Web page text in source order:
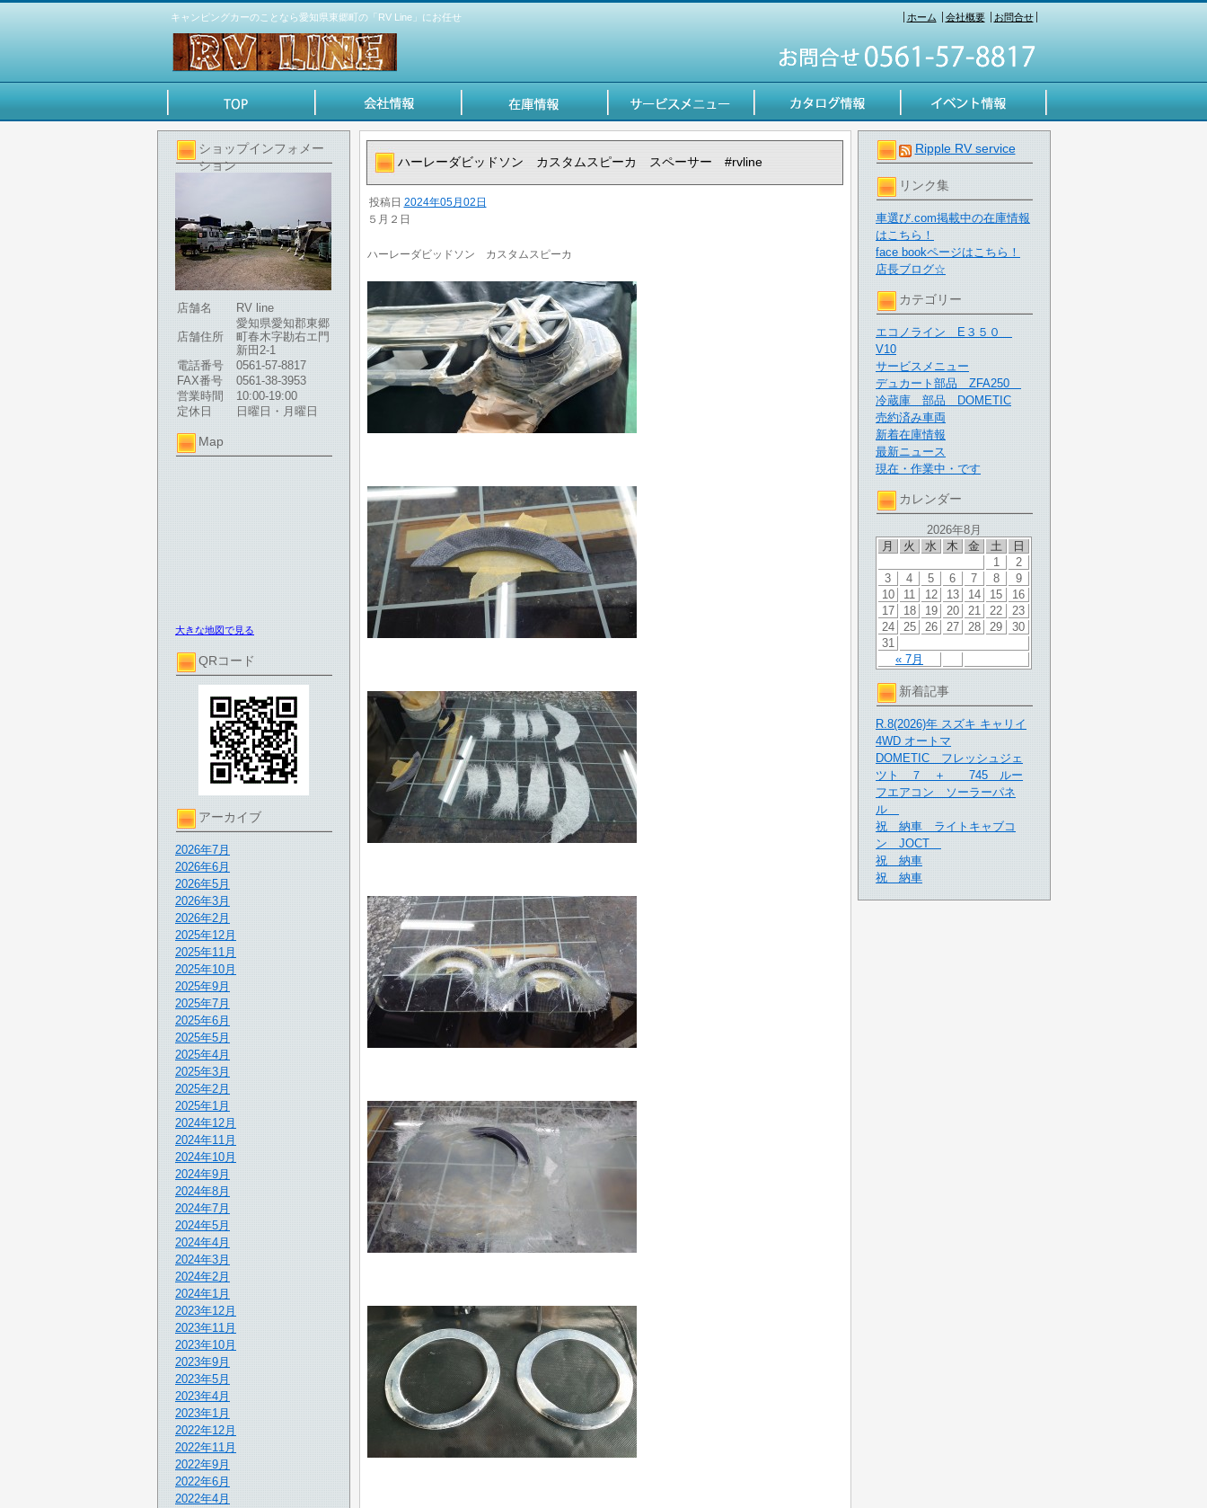
キャンピングカーのことなら愛知県東郷町の「RV Line」にお任せ ホーム 会社概要 お問合せ
ショップインフォメー
ション
店舗名 RV line
店舗住所
愛知県愛知郡東郷
町春木字勘右エ門
新田2-1
電話番号
0561-57-8817
FAX番号
0561-38-3953
営業時間
10:00-19:00
定休日
日曜日・月曜日
Map
大きな地図で見る
QRコード
アーカイブ
2026年7月
2026年6月
2026年5月
2026年3月
2026年2月
2025年12月
2025年11月
2025年10月
2025年9月
2025年7月
2025年6月
2025年5月
2025年4月
2025年3月
2025年2月
2025年1月
2024年12月
2024年11月
2024年10月
2024年9月
2024年8月
2024年7月
2024年5月
2024年4月
2024年3月
2024年2月
2024年1月
2023年12月
2023年11月
2023年10月
2023年9月
2023年5月
2023年4月
2023年1月
2022年12月
2022年11月
2022年9月
2022年6月
2022年4月
Ripple RV service
リンク集
車選び.com掲載中の在庫情報
はこちら！
face bookページはこちら！
店長ブログ☆
カテゴリー
エコノライン E３５０
V10
サービスメニュー
デュカート部品 ZFA250
冷蔵庫 部品 DOMETIC
売約済み車両
新着在庫情報
最新ニュース
現在・作業中・です
カレンダー
2026年8月
月
火 水 木 金 土 日
« 7月
1
2
3
4 5 6 7 8
9
10
11 12 13 14 15
16
17
18 19 20 21 22
23
24
25 26 27 28 29
30
31
新着記事
R.8(2026)年 スズキ キャリイ
4WD オートマ
DOMETIC フレッシュジェ
ツト ７ ＋ 745 ルー
フエアコン ソーラーパネ
ル
祝 納車 ライトキャブコ
ン JOCT
祝 納車
祝 納車
ハーレーダビッドソン カスタムスピーカ スペーサー #rvline
投稿日 2024年05月02日
５月２日
ハーレーダビッドソン カスタムスピーカ